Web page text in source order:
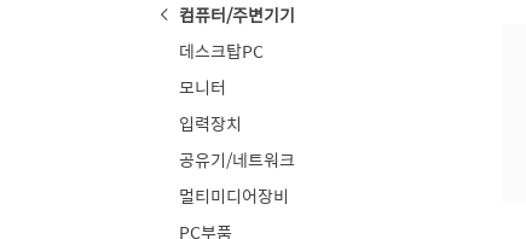
컴퓨터/주변기기
데스크탑PC
모니터
입력장치
공유기/네트워크
멀티미디어장비
PC부품